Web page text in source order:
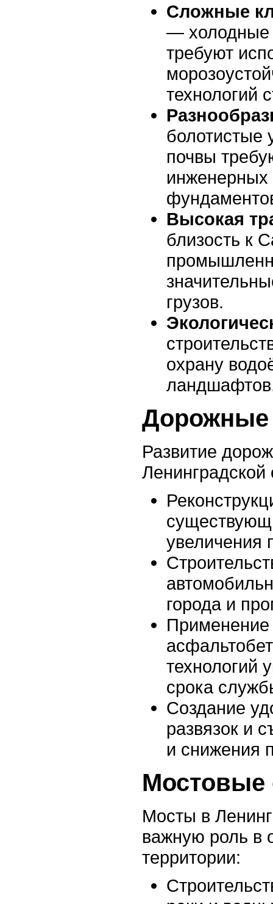
Сложные
— холодные
требуют
технологий
болотистые
почвы
Высокая
близость к
грузов.
охрану
Дорожные
Развитие
Ленинградской
увеличения
города и
технологий
срока
Создание
развязок и
и снижения
Мостовые
Мосты в
важную роль в
территории: